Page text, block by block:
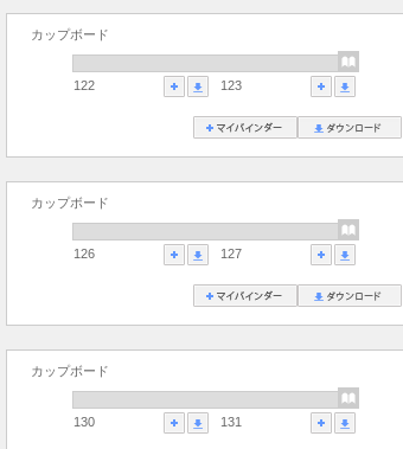
カップボード
122 123
カップボード
126 127
カップボード
130 131